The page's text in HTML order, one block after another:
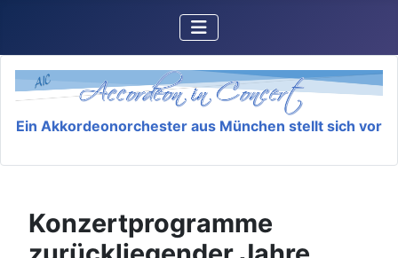
Ein Akkordeonorchester aus München stellt sich vor
Konzertprogramme